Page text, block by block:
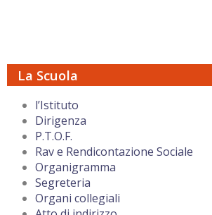
La Scuola
l’Istituto
Dirigenza
P.T.O.F.
Rav e Rendicontazione Sociale
Organigramma
Segreteria
Organi collegiali